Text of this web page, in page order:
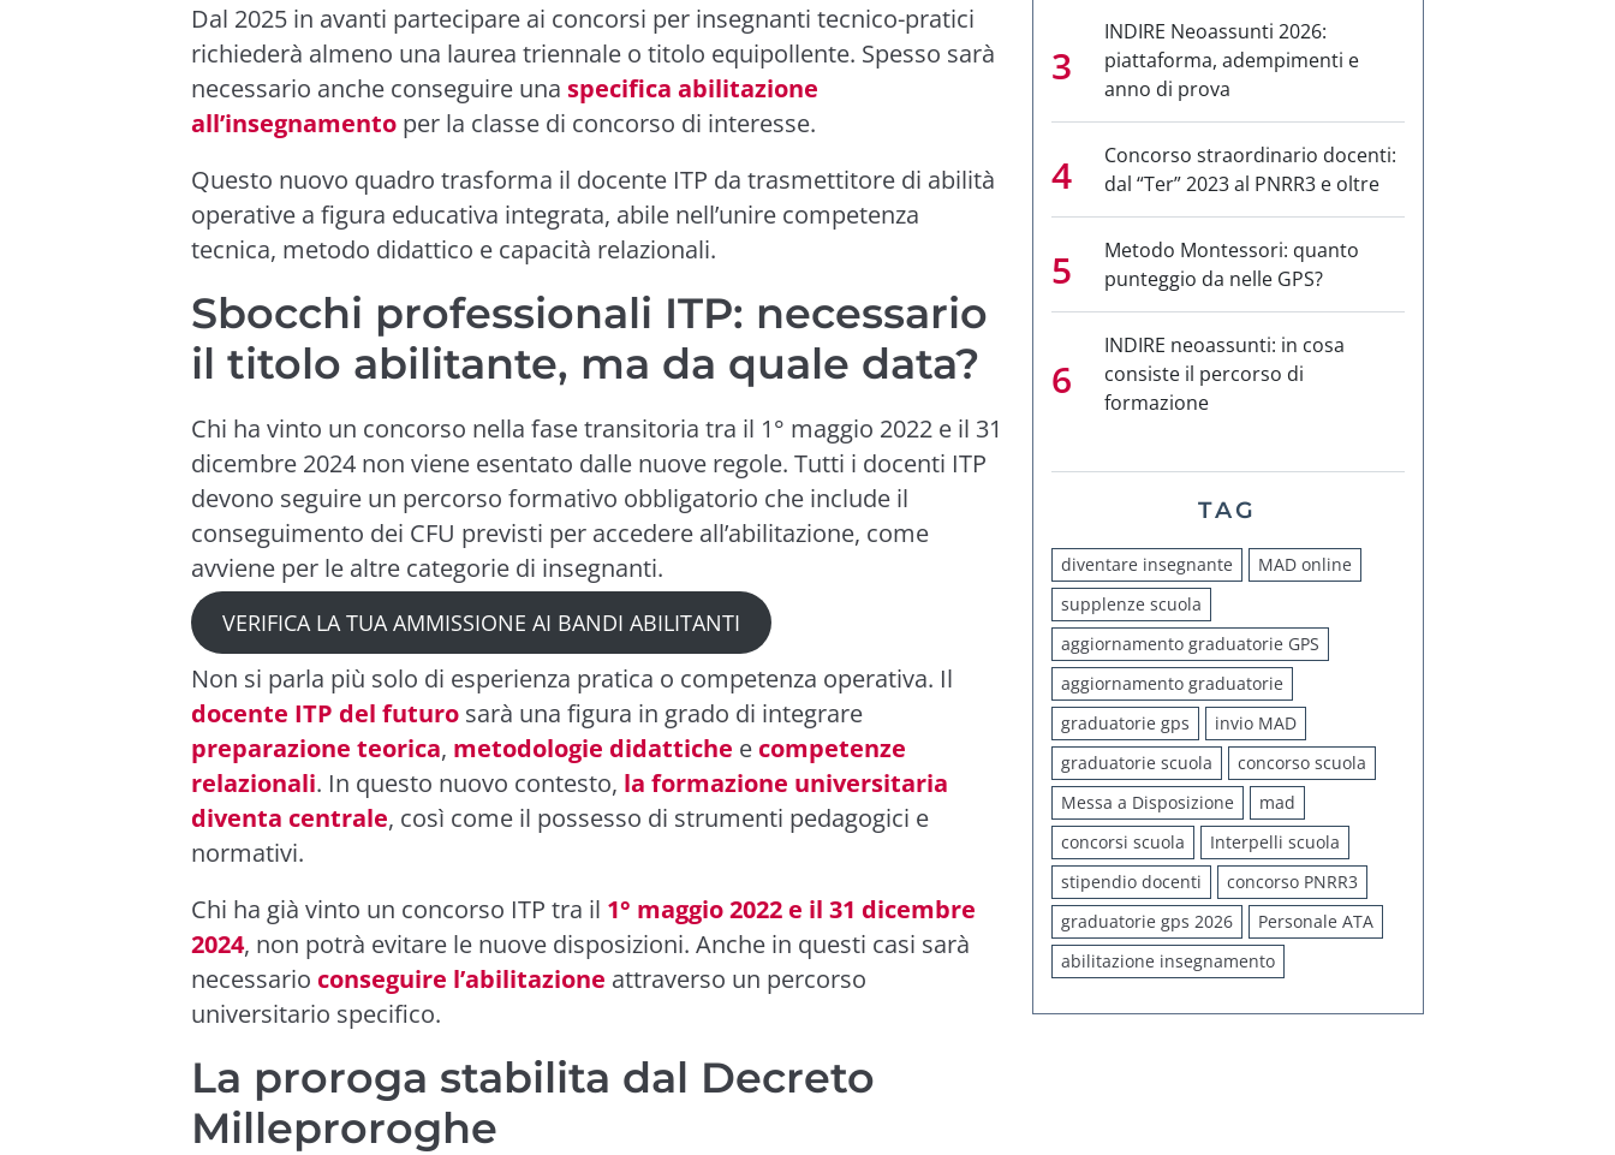
Dal 2025 in avanti partecipare ai concorsi per insegnanti tecnico-pratici
richiederà almeno una laurea triennale o titolo equipollente. Spesso sarà
necessario anche conseguire una specifica abilitazione
all’insegnamento per la classe di concorso di interesse.
Questo nuovo quadro trasforma il docente ITP da trasmettitore di abilità
operative a figura educativa integrata, abile nell’unire competenza
tecnica, metodo didattico e capacità relazionali.
Sbocchi professionali ITP: necessario
il titolo abilitante, ma da quale data?
Chi ha vinto un concorso nella fase transitoria tra il 1° maggio 2022 e il 31
dicembre 2024 non viene esentato dalle nuove regole. Tutti i docenti ITP
devono seguire un percorso formativo obbligatorio che include il
conseguimento dei CFU previsti per accedere all’abilitazione, come
avviene per le altre categorie di insegnanti.
VERIFICA LA TUA AMMISSIONE AI BANDI ABILITANTI
Non si parla più solo di esperienza pratica o competenza operativa. Il
docente ITP del futuro sarà una figura in grado di integrare
preparazione teorica, metodologie didattiche e competenze
relazionali. In questo nuovo contesto, la formazione universitaria
diventa centrale, così come il possesso di strumenti pedagogici e
normativi.
Chi ha già vinto un concorso ITP tra il 1° maggio 2022 e il 31 dicembre
2024, non potrà evitare le nuove disposizioni. Anche in questi casi sarà
necessario conseguire l’abilitazione attraverso un percorso
universitario specifico.
La proroga stabilita dal Decreto
Milleproroghe
INDIRE Neoassunti 2026:
piattaforma, adempimenti e
anno di prova
Concorso straordinario docenti:
dal “Ter” 2023 al PNRR3 e oltre
Metodo Montessori: quanto
punteggio da nelle GPS?
INDIRE neoassunti: in cosa
consiste il percorso di
formazione
TAG
diventare insegnante
MAD online
supplenze scuola
aggiornamento graduatorie GPS
aggiornamento graduatorie
graduatorie gps
invio MAD
graduatorie scuola
concorso scuola
Messa a Disposizione
mad
concorsi scuola
Interpelli scuola
stipendio docenti
concorso PNRR3
graduatorie gps 2026
Personale ATA
abilitazione insegnamento